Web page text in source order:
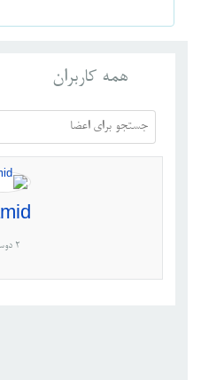
همه کاربران
2 دوستان